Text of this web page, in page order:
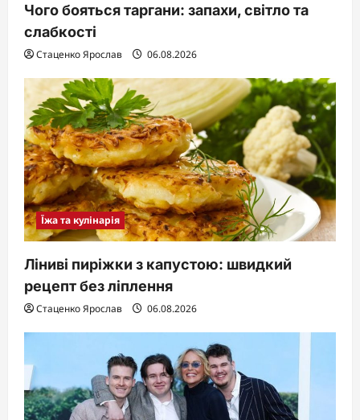
Чого бояться таргани: запахи, світло та
слабкості
Стаценко Ярослав 06.08.2026
Їжа та кулінарія
Ліниві пиріжки з капустою: швидкий
рецепт без ліплення
Стаценко Ярослав 06.08.2026